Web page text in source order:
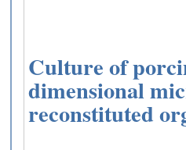
Culture of
dimensional
reconstituted